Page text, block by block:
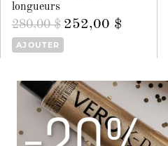
longueurs
280,00 $ 252,00 $
AJOUTER